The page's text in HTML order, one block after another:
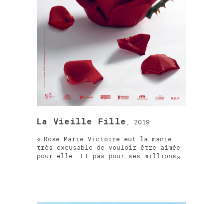
La Vieille Fille , 2019
Rose Marie Victoire eut la manie
très excusable de vouloir être aimée
pour elle. Et pas pour ses millions